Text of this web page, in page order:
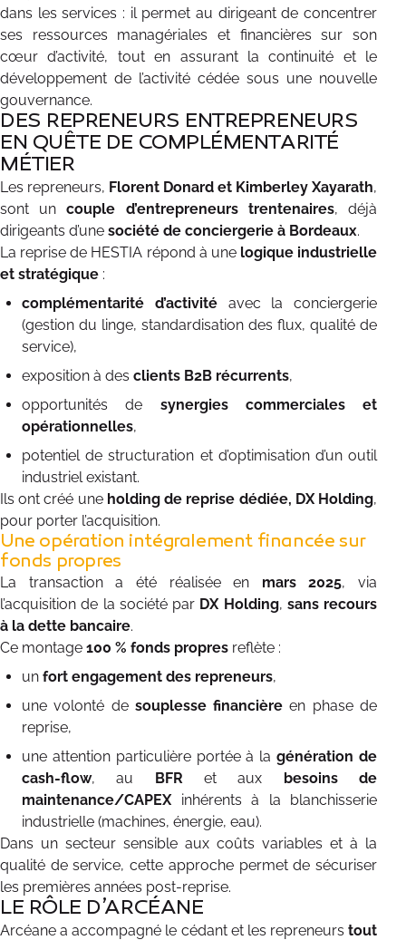
dans les services : il permet au dirigeant de concentrer
ses ressources managériales et financières sur son
cœur d’activité, tout en assurant la continuité et le
développement de l’activité cédée sous une nouvelle
gouvernance.
DES REPRENEURS ENTREPRENEURS
EN QUÊTE DE COMPLÉMENTARITÉ
MÉTIER
Les repreneurs, Florent Donard et Kimberley Xayarath,
sont uncouple d’entrepreneurs trentenaires, déjà
dirigeants d’une société de conciergerie à Bordeaux.
La reprise de HESTIA répond à une logique industrielle
et stratégique :
complémentarité d’activitéavec la conciergerie
(gestion du linge, standardisation des flux, qualité de
service),
exposition à des clients B2B récurrents,
opportunités de synergies commerciales et
opérationnelles,
potentiel de structuration et d’optimisation d’un outil
industriel existant.
Ils ont créé une holding de reprise dédiée, DX Holding,
pour porter l’acquisition.
Une opération intégralement financée sur
fonds propres
La transaction a été réalisée en mars 2025, via
l’acquisition de la société par DX Holding, sans recours
à la dette bancaire.
Ce montage 100 % fonds propres reflète :
un fort engagement des repreneurs,
une volonté de souplesse financière en phase de
reprise,
une attention particulière portée à lagénération de
cash-flow, au BFR et aux besoins de
maintenance/CAPEXinhérents à la blanchisserie
industrielle (machines, énergie, eau).
Dans un secteur sensible aux coûts variables et à la
qualité de service, cette approche permet de sécuriser
les premières années post-reprise.
LE RÔLE D’ARCÉANE
Arcéane a accompagné le cédant et les repreneurs tout